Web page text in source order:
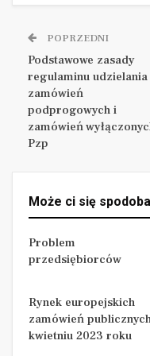
oferty, który tworzy
decyduje o jej
konkurencji i
zostać naruszona
wykonawcę stawki
POWIĄZANE
Problem
Tomasz Czajkowski
Zamówienia krajowe
roku
.
POPRZEDNI
Podstawowe zasady
regulaminu udzielania
zamówień
podprogowych i
zamówień
Pzp
Może ci się
Problem
przedsiębiorców
Rynek europejskich
zamówień
kwietniu 2023 roku